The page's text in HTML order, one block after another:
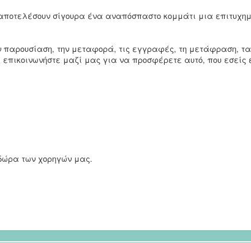
σίγουρα ένα αναπόσπαστο κομμάτι μια
παρουσίαση, την μεταφορά, τις εγγραφές, τη μετάφραση,
μαζί μας για να προσφέρετε αυτό, που
των χορηγών μας.